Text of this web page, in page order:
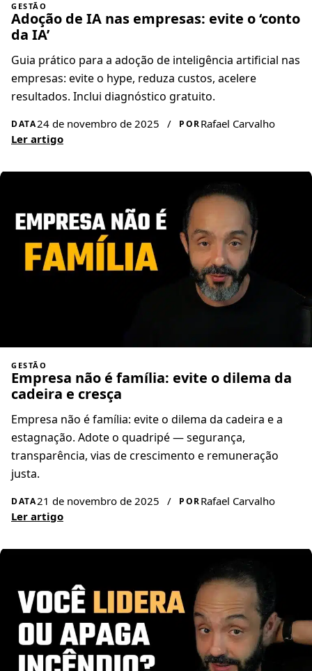
GESTÃO
Adoção de IA nas empresas: evite o ‘conto
da IA’
Guia prático para a adoção de inteligência artificial nas
empresas: evite o hype, reduza custos, acelere
resultados. Inclui diagnóstico gratuito.
DATA24 de novembro de 2025 / PORRafael Carvalho
Ler artigo
GESTÃO
Empresa não é família: evite o dilema da
cadeira e cresça
Empresa não é família: evite o dilema da cadeira e a
estagnação. Adote o quadripé — segurança,
transparência, vias de crescimento e remuneração
justa.
DATA21 de novembro de 2025 / PORRafael Carvalho
Ler artigo